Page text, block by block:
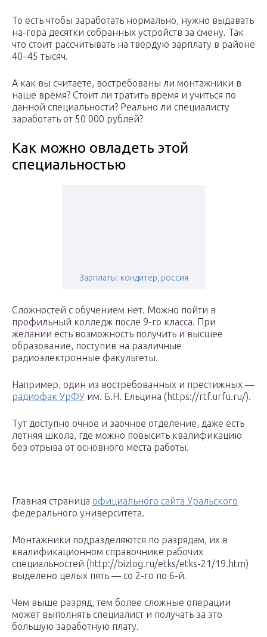
То есть чтобы заработать нормально, нужно выдавать
на-гора десятки собранных устройств за смену. Так
что стоит рассчитывать на твердую зарплату в районе
40–45 тысяч.
А как вы считаете, востребованы ли монтажники в
наше время? Стоит ли тратить время и учиться по
данной специальности? Реально ли специалисту
заработать от 50 000 рублей?
Как можно овладеть этой
специальностью
Зарплаты: кондитер, россия
Сложностей с обучением нет. Можно пойти в
профильный колледж после 9-го класса. При
желании есть возможность получить и высшее
образование, поступив на различные
радиоэлектронные факультеты.
Например, один из востребованных и престижных —
радиофак УрФУ им. Б.Н. Ельцина (https://rtf.urfu.ru/).
Тут доступно очное и заочное отделение, даже есть
летняя школа, где можно повысить квалификацию
без отрыва от основного места работы.
Главная страница официального сайта Уральского
федерального университета.
Монтажники подразделяются по разрядам, их в
квалификационном справочнике рабочих
специальностей (http://bizlog.ru/etks/etks-21/19.htm)
выделено целых пять — со 2-го по 6-й.
Чем выше разряд, тем более сложные операции
может выполнять специалист и получать за это
большую заработную плату.